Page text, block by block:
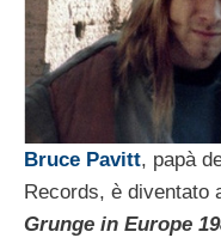
Bruce Pavitt, papà
Records, è diventato
Grunge in Europe